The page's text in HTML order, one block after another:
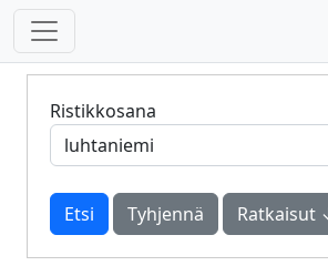
Ristikkosana
Tyhjennä Ratkaisut